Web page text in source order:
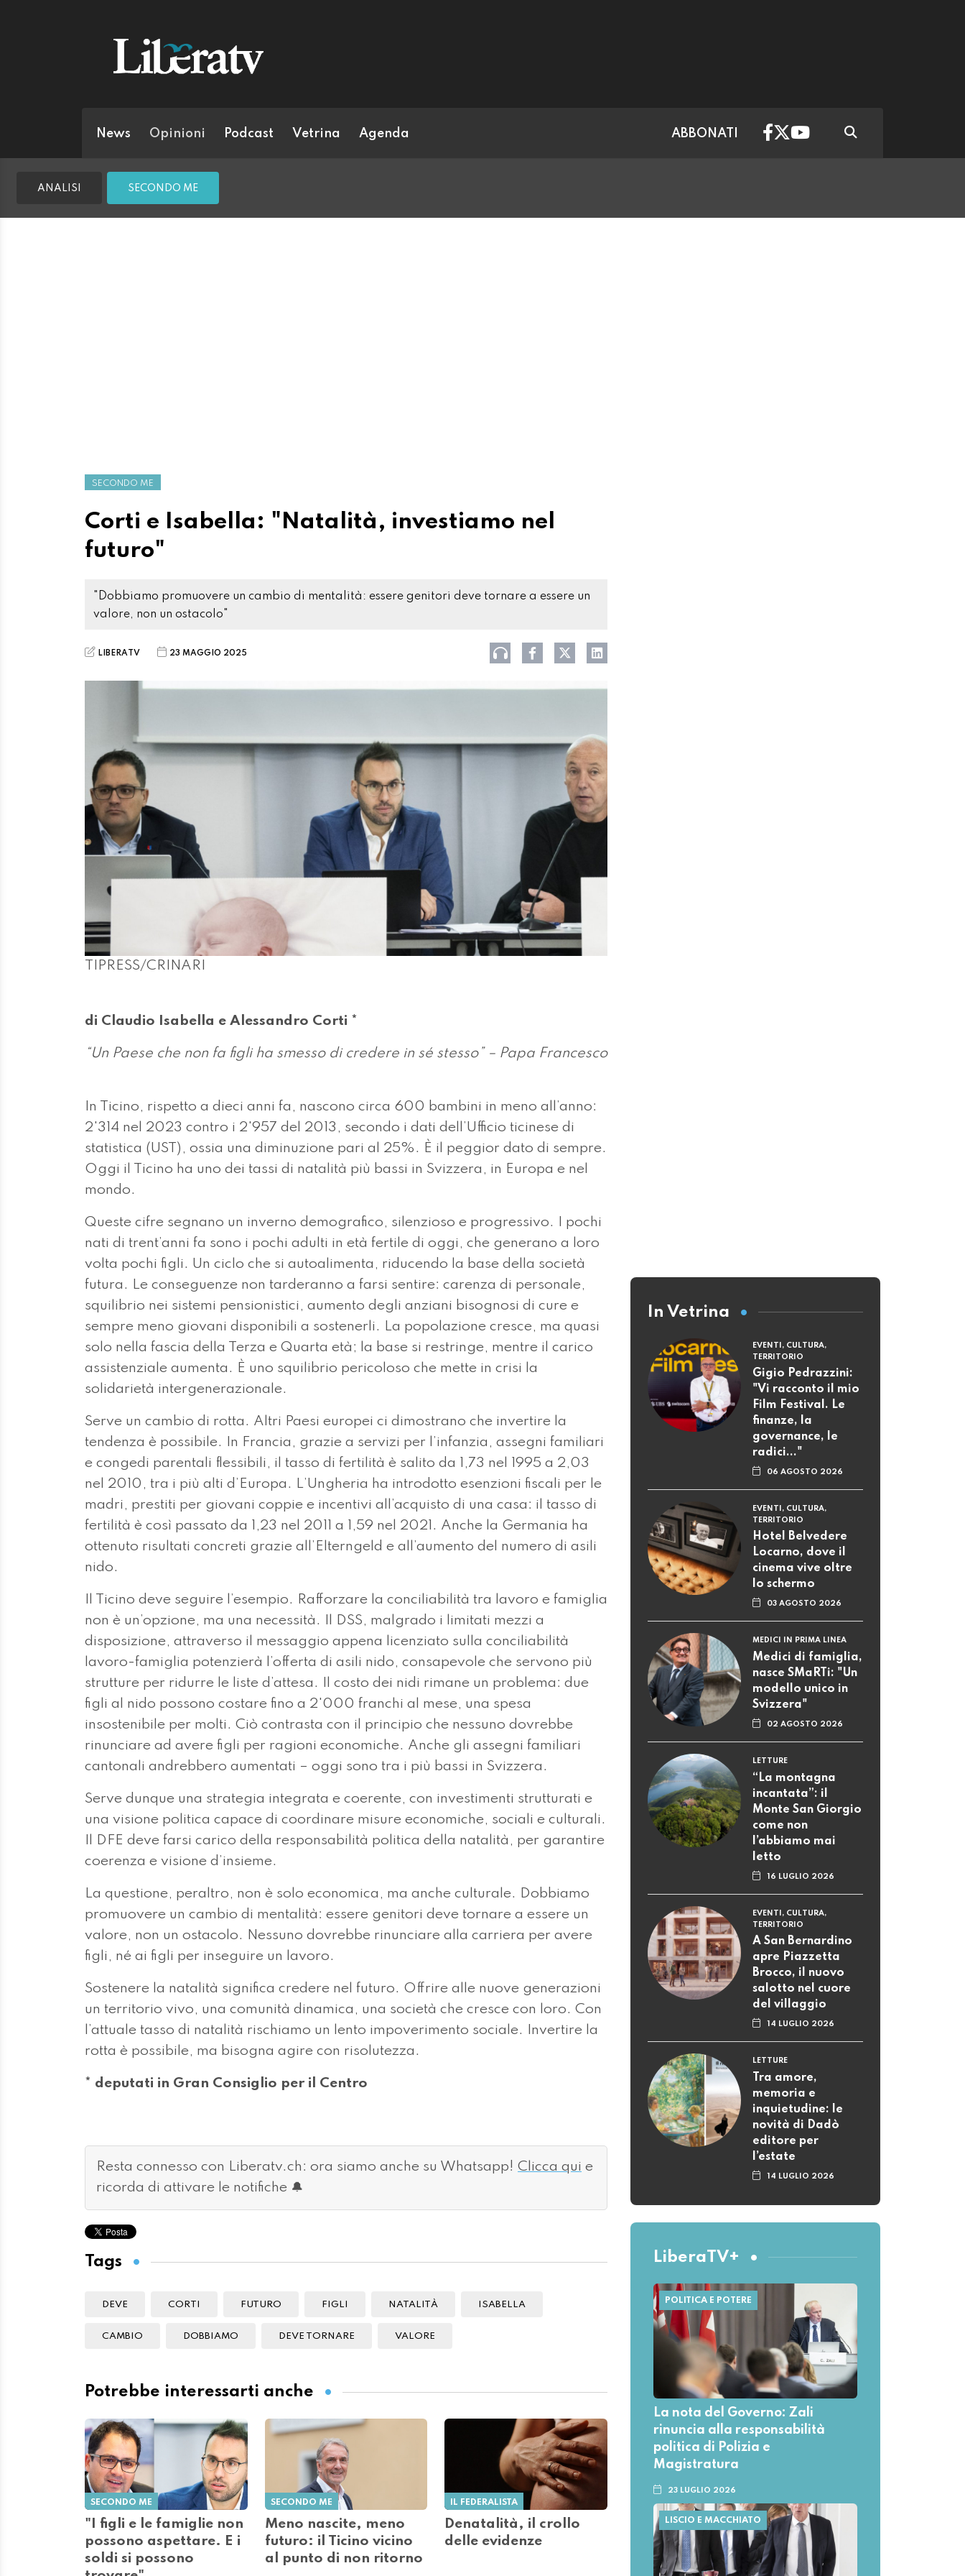
News Opinioni Podcast Vetrina Agenda ABBONATI
ANALISI SECONDO ME
SECONDO ME
Corti e Isabella: "Natalità, investiamo nel
futuro"
"Dobbiamo promuovere un cambio di mentalità: essere genitori deve tornare a essere un
valore, non un ostacolo"
LIBERATV 23 MAGGIO 2025
TIPRESS/CRINARI
di Claudio Isabella e Alessandro Corti *
“Un Paese che non fa figli ha smesso di credere in sé stesso” – Papa Francesco
In Ticino, rispetto a dieci anni fa, nascono circa 600 bambini in meno all’anno:
2'314 nel 2023 contro i 2'957 del 2013, secondo i dati dell’Ufficio ticinese di
statistica (UST), ossia una diminuzione pari al 25%. È il peggior dato di sempre.
Oggi il Ticino ha uno dei tassi di natalità più bassi in Svizzera, in Europa e nel
mondo.
Queste cifre segnano un inverno demografico, silenzioso e progressivo. I pochi
nati di trent’anni fa sono i pochi adulti in età fertile di oggi, che generano a loro
volta pochi figli. Un ciclo che si autoalimenta, riducendo la base della società
futura. Le conseguenze non tarderanno a farsi sentire: carenza di personale,
squilibrio nei sistemi pensionistici, aumento degli anziani bisognosi di cure e
sempre meno giovani disponibili a sostenerli. La popolazione cresce, ma quasi
solo nella fascia della Terza e Quarta età; la base si restringe, mentre il carico
assistenziale aumenta. È uno squilibrio pericoloso che mette in crisi la
solidarietà intergenerazionale.
Serve un cambio di rotta. Altri Paesi europei ci dimostrano che invertire la
tendenza è possibile. In Francia, grazie a servizi per l’infanzia, assegni familiari
e congedi parentali flessibili, il tasso di fertilità è salito da 1,73 nel 1995 a 2,03
nel 2010, tra i più alti d’Europa. L’Ungheria ha introdotto esenzioni fiscali per le
madri, prestiti per giovani coppie e incentivi all’acquisto di una casa: il tasso di
fertilità è così passato da 1,23 nel 2011 a 1,59 nel 2021. Anche la Germania ha
ottenuto risultati concreti grazie all’Elterngeld e all’aumento del numero di asili
nido.
Il Ticino deve seguire l’esempio. Rafforzare la conciliabilità tra lavoro e famiglia
non è un’opzione, ma una necessità. Il DSS, malgrado i limitati mezzi a
disposizione, attraverso il messaggio appena licenziato sulla conciliabilità
lavoro-famiglia potenzierà l’offerta di asili nido, consapevole che servono più
strutture per ridurre le liste d’attesa. Il costo dei nidi rimane un problema: due
figli al nido possono costare fino a 2'000 franchi al mese, una spesa
insostenibile per molti. Ciò contrasta con il principio che nessuno dovrebbe
rinunciare ad avere figli per ragioni economiche. Anche gli assegni familiari
cantonali andrebbero aumentati – oggi sono tra i più bassi in Svizzera.
Serve dunque una strategia integrata e coerente, con investimenti strutturati e
una visione politica capace di coordinare misure economiche, sociali e culturali.
Il DFE deve farsi carico della responsabilità politica della natalità, per garantire
coerenza e visione d’insieme.
La questione, peraltro, non è solo economica, ma anche culturale. Dobbiamo
promuovere un cambio di mentalità: essere genitori deve tornare a essere un
valore, non un ostacolo. Nessuno dovrebbe rinunciare alla carriera per avere
figli, né ai figli per inseguire un lavoro.
Sostenere la natalità significa credere nel futuro. Offrire alle nuove generazioni
un territorio vivo, una comunità dinamica, una società che cresce con loro. Con
l’attuale tasso di natalità rischiamo un lento impoverimento sociale. Invertire la
rotta è possibile, ma bisogna agire con risolutezza.
* deputati in Gran Consiglio per il Centro
Resta connesso con Liberatv.ch: ora siamo anche su Whatsapp! Clicca qui e
ricorda di attivare le notifiche 🔔
Tags
DEVE CORTI FUTURO FIGLI NATALITÀ ISABELLA
CAMBIO DOBBIAMO DEVE TORNARE VALORE
Potrebbe interessarti anche
SECONDO ME
"I figli e le famiglie non
possono aspettare. E i
soldi si possono
SECONDO ME
Meno nascite, meno
futuro: il Ticino vicino
al punto di non ritorno
IL FEDERALISTA
Denatalità, il crollo
delle evidenze
In Vetrina
EVENTI, CULTURA,
TERRITORIO
Gigio Pedrazzini:
"Vi racconto il mio
Film Festival. Le
finanze, la
governance, le
radici..."
06 AGOSTO 2026
EVENTI, CULTURA,
TERRITORIO
Hotel Belvedere
Locarno, dove il
cinema vive oltre
lo schermo
03 AGOSTO 2026
MEDICI IN PRIMA LINEA
Medici di famiglia,
nasce SMaRTi: "Un
modello unico in
Svizzera"
02 AGOSTO 2026
LETTURE
“La montagna
incantata”: il
Monte San Giorgio
come non
l’abbiamo mai
letto
16 LUGLIO 2026
EVENTI, CULTURA,
TERRITORIO
A San Bernardino
apre Piazzetta
Brocco, il nuovo
salotto nel cuore
del villaggio
14 LUGLIO 2026
LETTURE
Tra amore,
memoria e
inquietudine: le
novità di Dadò
editore per
l’estate
14 LUGLIO 2026
LiberaTV+
POLITICA E POTERE
La nota del Governo: Zali
rinuncia alla responsabilità
politica di Polizia e
Magistratura
23 LUGLIO 2026
LISCIO E MACCHIATO